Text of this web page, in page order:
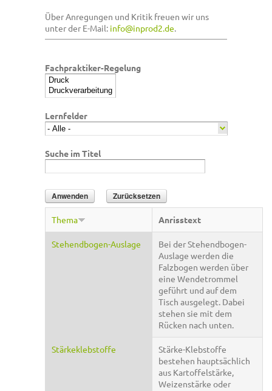
Über Anregungen und Kritik freuen wir uns
unter der E-Mail: info@inprod2.de.
Fachpraktiker-Regelung
Lernfelder
Suche im Titel
Thema Anrisstext
Stehendbogen-Auslage
Bei der Stehendbogen-
Auslage werden die
Falzbogen werden über
eine Wendetrommel
geführt und auf dem
Tisch ausgelegt. Dabei
stehen sie mit dem
Rücken nach unten.
Stärkeklebstoffe
Stärke-Klebstoffe
bestehen hauptsächlich
aus Kartoffelstärke,
Weizenstärke oder